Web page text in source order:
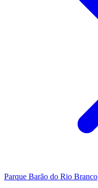
Parque Barão do Rio Branco